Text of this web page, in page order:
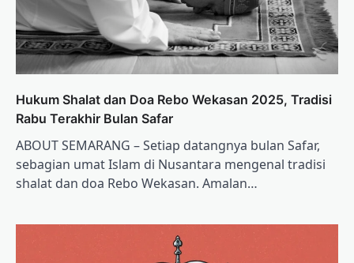
Hukum Shalat dan Doa Rebo Wekasan 2025, Tradisi
Rabu Terakhir Bulan Safar
ABOUT SEMARANG – Setiap datangnya bulan Safar,
sebagian umat Islam di Nusantara mengenal tradisi
shalat dan doa Rebo Wekasan. Amalan…